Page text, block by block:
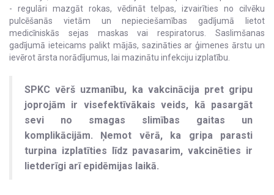
- regulāri mazgāt rokas, vēdināt telpas, izvairīties no cilvēku
pulcēšanās vietām un nepieciešamības gadījumā lietot
medicīniskās sejas maskas vai respiratorus. Saslimšanas
gadījumā ieteicams palikt mājās, sazināties ar ģimenes ārstu un
ievērot ārsta norādījumus, lai mazinātu infekciju izplatību.
SPKC vērš uzmanību, ka vakcinācija pret gripu
joprojām ir visefektīvākais veids, kā pasargāt
sevi no smagas slimības gaitas un
komplikācijām. Ņemot vērā, ka gripa parasti
turpina izplatīties līdz pavasarim, vakcinēties ir
lietderīgi arī epidēmijas laikā.